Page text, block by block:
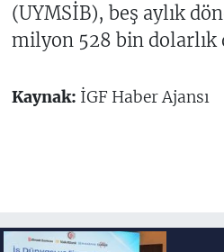
(UYMSİB), beş aylık
milyon 528 bin dolarlık
Kaynak: İGF Haber Ajansı